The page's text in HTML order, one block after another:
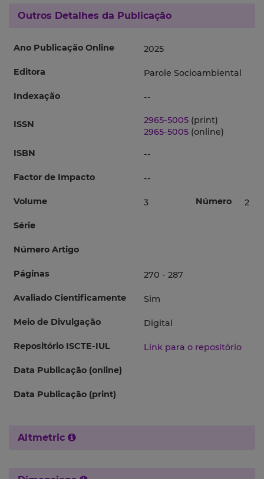
Outros Detalhes da Publicação
Ano Publicação Online 2025
Editora Parole Socioambiental
Indexação --
ISSN 2965-5005 (print)
2965-5005 (online)
ISBN
--
Factor de Impacto --
Volume 3 Número 2
Série
Número Artigo
Páginas 270 - 287
Avaliado Cientificamente Sim
Meio de Divulgação Digital
Repositório ISCTE-IUL Link para o repositório
Data Publicação (online)
Data Publicação (print)
Altmetric